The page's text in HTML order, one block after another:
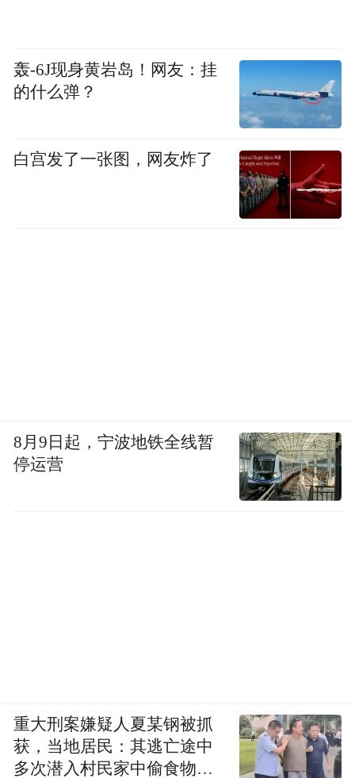
轰-6J现身黄岩岛！网友：挂
的什么弹？
白宫发了一张图，网友炸了
8月9日起，宁波地铁全线暂
停运营
重大刑案嫌疑人夏某钢被抓
获，当地居民：其逃亡途中
多次潜入村民家中偷食物被